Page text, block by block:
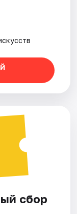
сбор